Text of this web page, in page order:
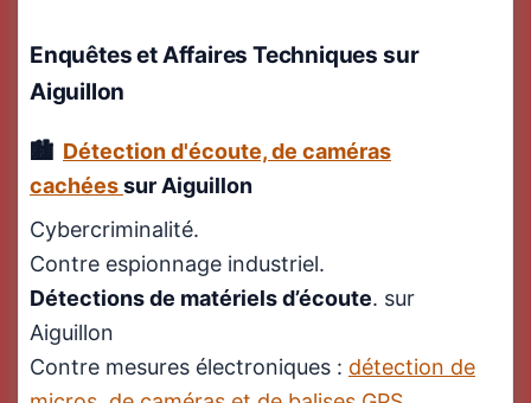
Enquêtes et Affaires Techniques sur
Aiguillon
Détection d'écoute, de caméras
cachéessur Aiguillon
Cybercriminalité.
Contre espionnage industriel.
Détections de matériels d’écoute. sur
Aiguillon
Contre mesures électroniques : détection de